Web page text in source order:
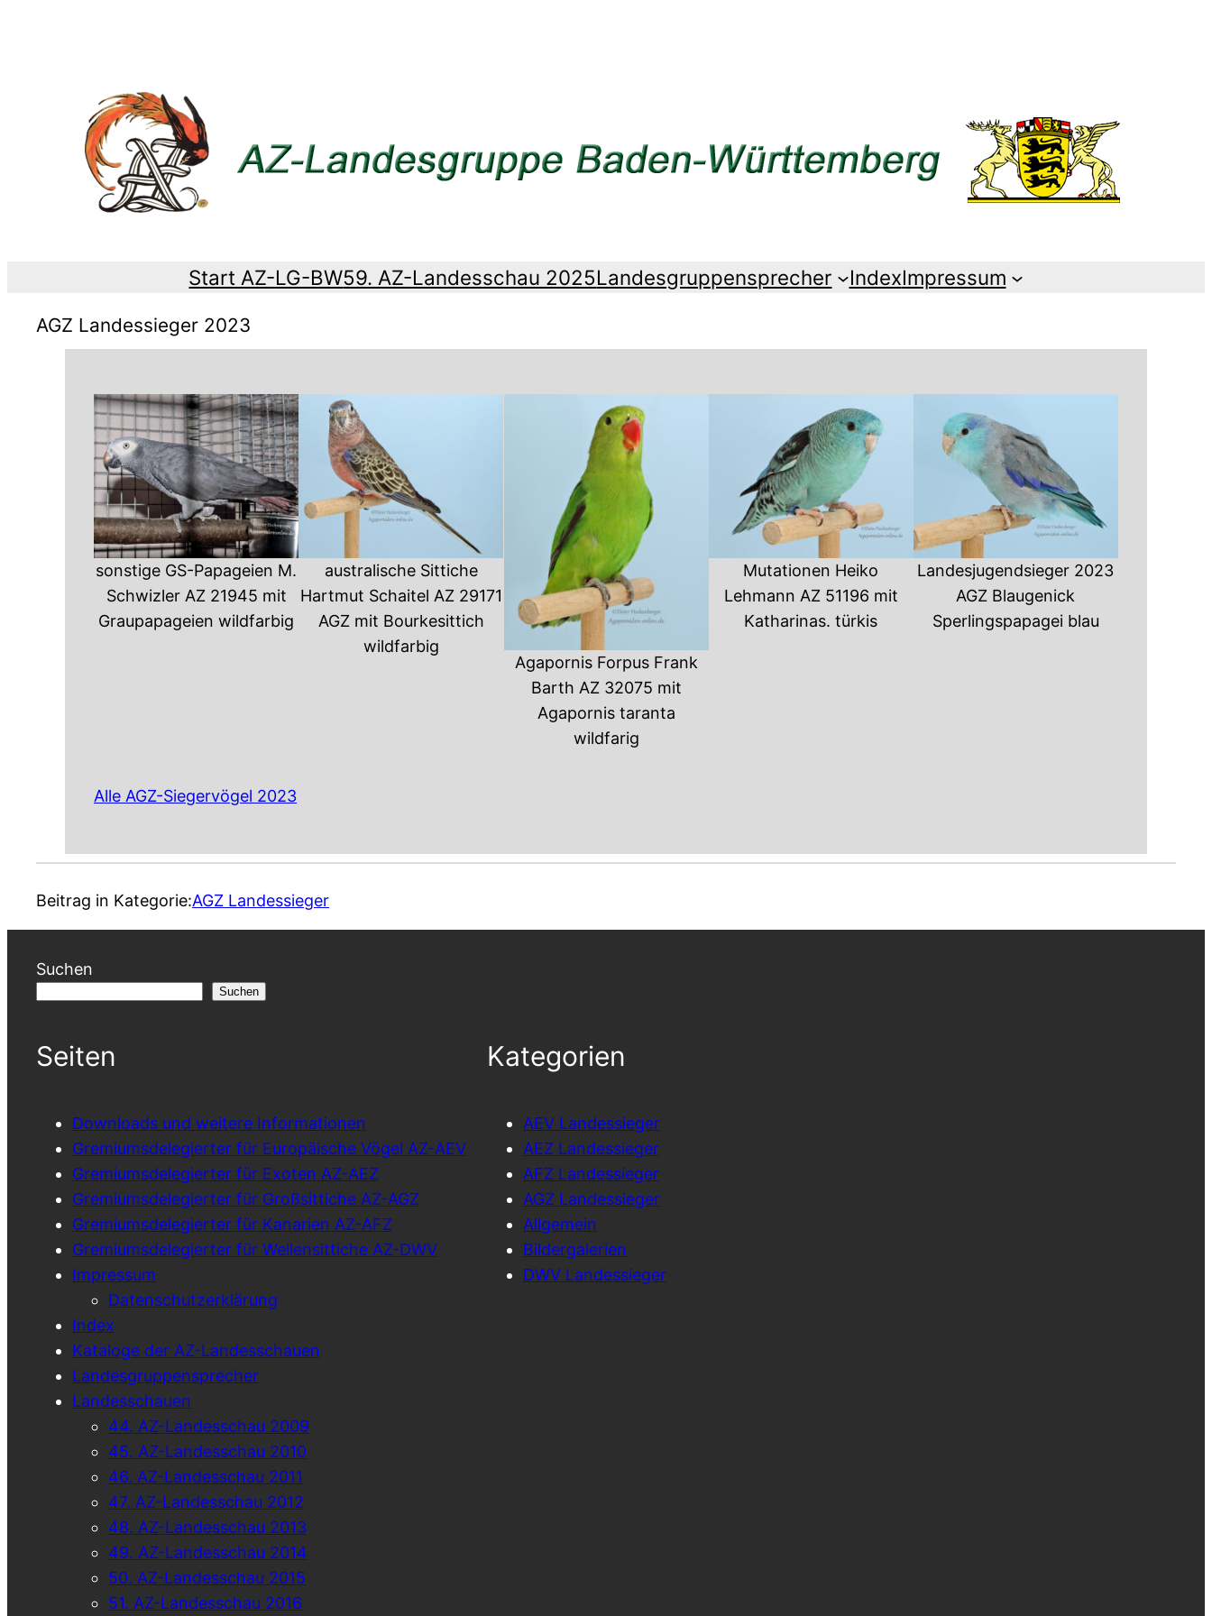
Start AZ-LG-BW59. AZ-Landesschau 2025Landesgruppensprecher IndexImpressum
AGZ Landessieger 2023
sonstige GS-Papageien M.
Schwizler AZ 21945 mit
Graupapageien wildfarbig
australische Sittiche
Hartmut Schaitel AZ 29171
AGZ mit Bourkesittich
wildfarbig
Agapornis Forpus Frank
Barth AZ 32075 mit
Agapornis taranta
wildfarig
Mutationen Heiko
Lehmann AZ 51196 mit
Katharinas. türkis
Landesjugendsieger 2023
AGZ Blaugenick
Sperlingspapagei blau
Alle AGZ-Siegervögel 2023
Beitrag in Kategorie:AGZ Landessieger
Suchen
Suchen
Seiten
Downloads und weitere Informationen
Gremiumsdelegierter für Europäische Vögel AZ-AEV
Gremiumsdelegierter für Exoten AZ-AEZ
Gremiumsdelegierter für Großsittiche AZ-AGZ
Gremiumsdelegierter für Kanarien AZ-AFZ
Gremiumsdelegierter für Wellensittiche AZ-DWV
Impressum
Datenschutzerklärung
Index
Kataloge der AZ-Landesschauen
Landesgruppensprecher
Landesschauen
44. AZ-Landesschau 2009
45. AZ-Landesschau 2010
46. AZ-Landesschau 2011
47. AZ-Landesschau 2012
48. AZ-Landesschau 2013
49. AZ-Landesschau 2014
50. AZ-Landesschau 2015
51. AZ-Landesschau 2016
Kategorien
AEV Landessieger
AEZ Landessieger
AFZ Landessieger
AGZ Landessieger
Allgemein
Bildergalerien
DWV Landessieger